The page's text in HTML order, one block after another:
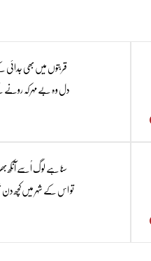
قربتوں میں بھی جدائی
دل وہ بے مہر کہ رونے
سنا ہے لوگ اُسے آنکھ
تو اس کے شہر میں‌کچھ دن